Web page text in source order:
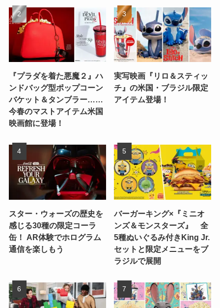
『プラダを着た悪魔２』ハ
ンドバッグ型ポップコーン
バケット＆タンブラー……
今春のマストアイテム米国
映画館に登場！
実写映画『リロ＆スティッ
チ』の米国・ブラジル限定
アイテム登場！
スター・ウォーズの歴史を
感じる30種の限定コーラ
缶！ AR体験でホログラム
通信を楽しもう
バーガーキング×『ミニオ
ンズ＆モンスターズ』 全
5種ぬいぐるみ付きKing Jr.
セットと限定メニューをブ
ラジルで展開